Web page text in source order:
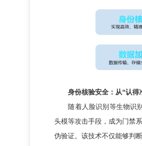
身份核验安全：从“认得
随着人脸识别等生物识别
头模等攻击手段，成为门禁
伪验证。该技术不仅能够判